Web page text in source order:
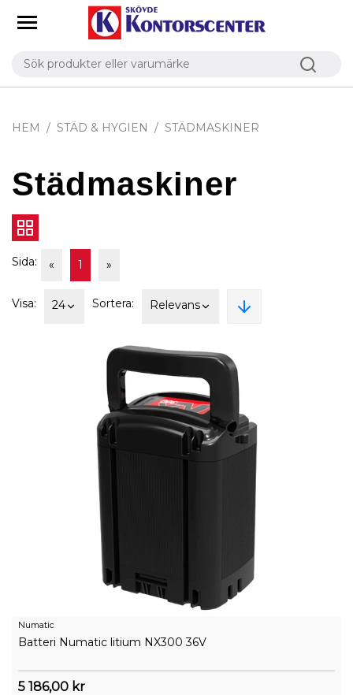
HEM STÄD & HYGIEN STÄDMASKINER
Städmaskiner
Sida: « 1 »
Visa: 24 Sortera: Relevans
Numatic
Batteri Numatic litium NX300 36V
5 186,00 kr